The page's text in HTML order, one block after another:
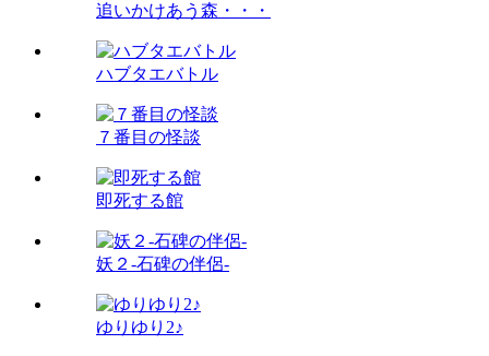
追いかけあう森・・・
ハブタエバトル
７番目の怪談
即死する館
妖２-石碑の伴侶-
ゆりゆり2♪